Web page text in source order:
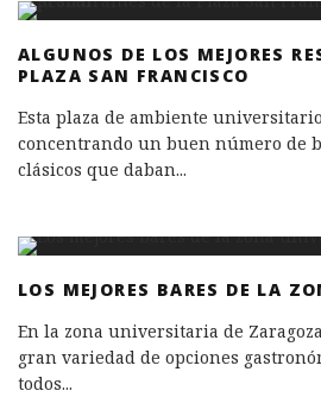
ALGUNOS DE LOS MEJORES
PLAZA SAN FRANCISCO
Esta plaza de ambiente
concentrando un buen número de
clásicos que daban...
LOS MEJORES BARES DE LA
En la zona universitaria de
gran variedad de opciones
todos...